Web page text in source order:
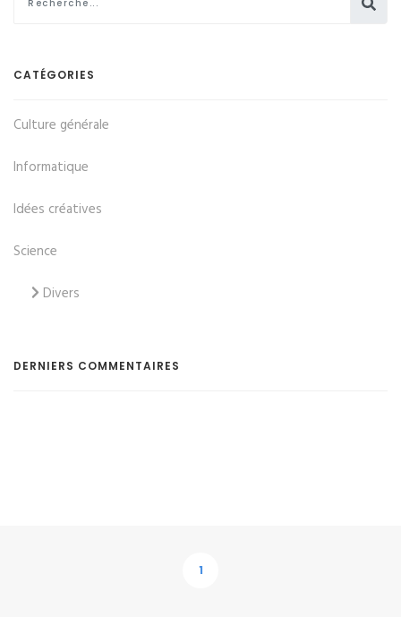
CATÉGORIES
Culture générale
Informatique
Idées créatives
Science
Divers
DERNIERS COMMENTAIRES
1